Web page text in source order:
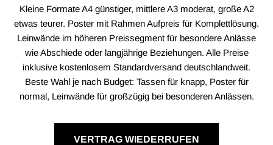
Kleine Formate A4 günstiger, mittlere A3 moderat, große A2
etwas teurer. Poster mit Rahmen Aufpreis für Komplettlösung.
Leinwände im höheren Preissegment für besondere Anlässe
wie Abschiede oder langjährige Beziehungen. Alle Preise
inklusive kostenlosem Standardversand deutschlandweit.
Beste Wahl je nach Budget: Tassen für knapp, Poster für
normal, Leinwände für großzügig bei besonderen Anlässen.
VERTRAG WIEDERRUFEN